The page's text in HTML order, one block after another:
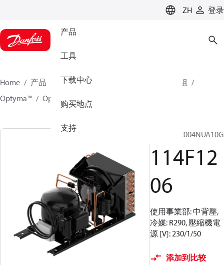
ZH 登录
产品
工具
下载中心
购买地点
支持
Home 产品 氣候方案事業部製冷業務
冷凝機組
Optyma™
Optyma™ 114F1206
OP-MCNC004NUA10G
114F12
06
使用事業部: 中背壓,
冷媒: R290, 壓縮機電
源 [V]: 230/1/50
添加到比较